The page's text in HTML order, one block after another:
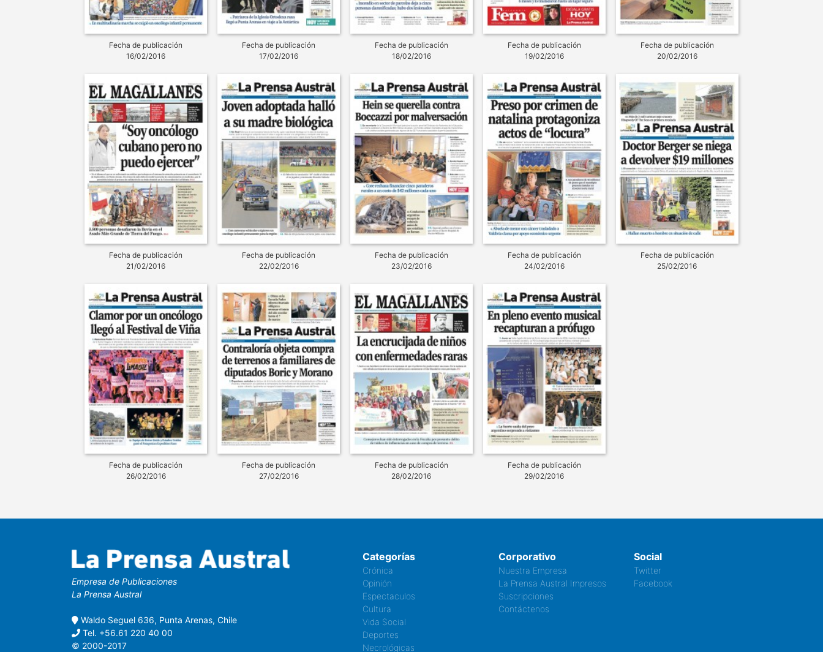
Fecha de publicación
16/02/2016
Fecha de publicación
17/02/2016
Fecha de publicación
18/02/2016
Fecha de publicación
19/02/2016
Fecha de publicación
20/02/2016
Fecha de publicación
21/02/2016
Fecha de publicación
22/02/2016
Fecha de publicación
23/02/2016
Fecha de publicación
24/02/2016
Fecha de publicación
25/02/2016
Fecha de publicación
26/02/2016
Fecha de publicación
27/02/2016
Fecha de publicación
28/02/2016
Fecha de publicación
29/02/2016
Empresa de Publicaciones
La Prensa Austral
Waldo Seguel 636, Punta Arenas, Chile
Tel. +56.61 220 40 00
© 2000-2017
Categorías
Crónica
Opinión
Espectaculos
Cultura
Vida Social
Deportes
Necrológicas
Corporativo
Nuestra Empresa
La Prensa Austral Impresos
Suscripciones
Contáctenos
Social
Twitter
Facebook